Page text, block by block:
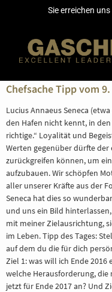
Sie erreichen
Chefsache Tipp vom
Lucius Annaeus Seneca
den Hafen nicht kennt, in
richtige.“ Loyalität und
Werten gegenüber dürfte
zurückgreifen können, um
aufzubauen. Wir schöpfen
aller unserer Kräfte aus der
Seneca hat dies so
und uns ein Bild
mit meiner Zielausrichtung,
im Leben. Tipp des Tages:
auf dem du die für dich
Ziel 1: was will ich Ende
welche Herausforderung,
jetzt für Ende 2017 an? Und